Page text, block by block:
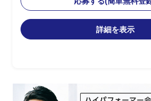
・セールスエンジニ
および提案資料作成
・複数案件における
・グローバル展開案
詳細を表示